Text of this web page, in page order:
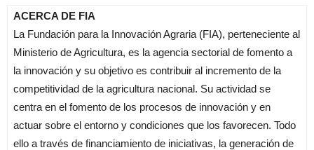
ACERCA DE FIA
La Fundación para la Innovación Agraria (FIA), perteneciente al
Ministerio de Agricultura, es la agencia sectorial de fomento a
la innovación y su objetivo es contribuir al incremento de la
competitividad de la agricultura nacional. Su actividad se
centra en el fomento de los procesos de innovación y en
actuar sobre el entorno y condiciones que los favorecen. Todo
ello a través de financiamiento de iniciativas, la generación de